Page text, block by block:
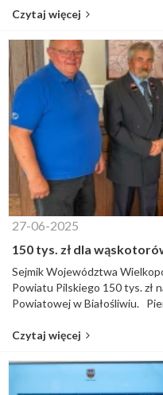
Czytaj więcej
27-06-2025
150 tys. zł dla
Sejmik Województwa
Powiatu Pilskiego 150 tys. zł
Powiatowej w Białośliwiu.
Czytaj więcej